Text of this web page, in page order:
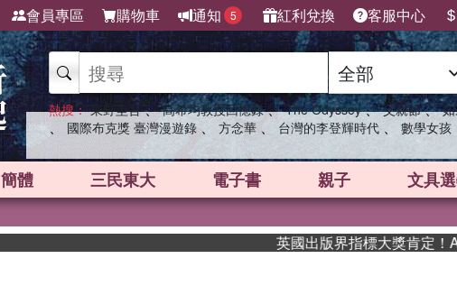
會員專區 購物車 通知 5 紅利兌換 客服中心
熱搜： 東野圭吾 、 高希均教授回憶錄 、 The Odyssey 、 父親節 、
、 國際布克獎 臺灣漫遊錄 、 方念華 、 台灣的李登輝時代 、 數學女孩
簡體 三民東大 電子書 親子 文具
英國出版界指標大獎肯定！A.F.